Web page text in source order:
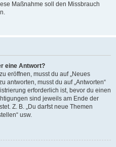
Maßnahme soll den Missbrauch
eine Antwort?
eröffnen, musst du auf „Neues
antworten, musst du auf „Antworten“
erforderlich ist, bevor du einen
sind jeweils am Ende der
Z. B. „Du darfst neue Themen
usw.